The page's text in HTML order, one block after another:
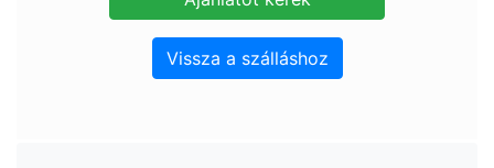
Vissza a szálláshoz